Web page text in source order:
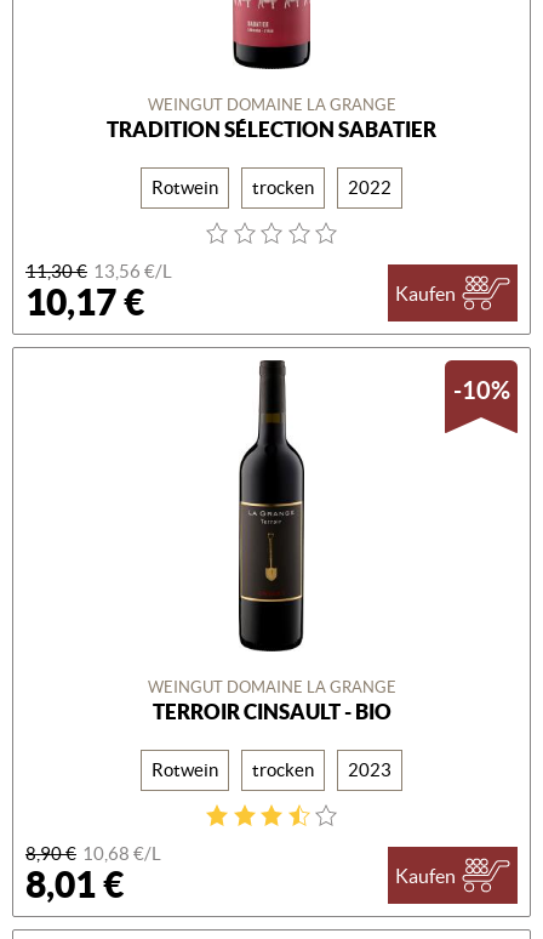
WEINGUT DOMAINE LA GRANGE
TRADITION SÉLECTION SABATIER
Rotwein trocken 2022
11,30 € 13,56 €/L
10,17 € Kaufen
-10%
WEINGUT DOMAINE LA GRANGE
TERROIR CINSAULT - BIO
Rotwein trocken 2023
8,90 € 10,68 €/L
8,01 € Kaufen